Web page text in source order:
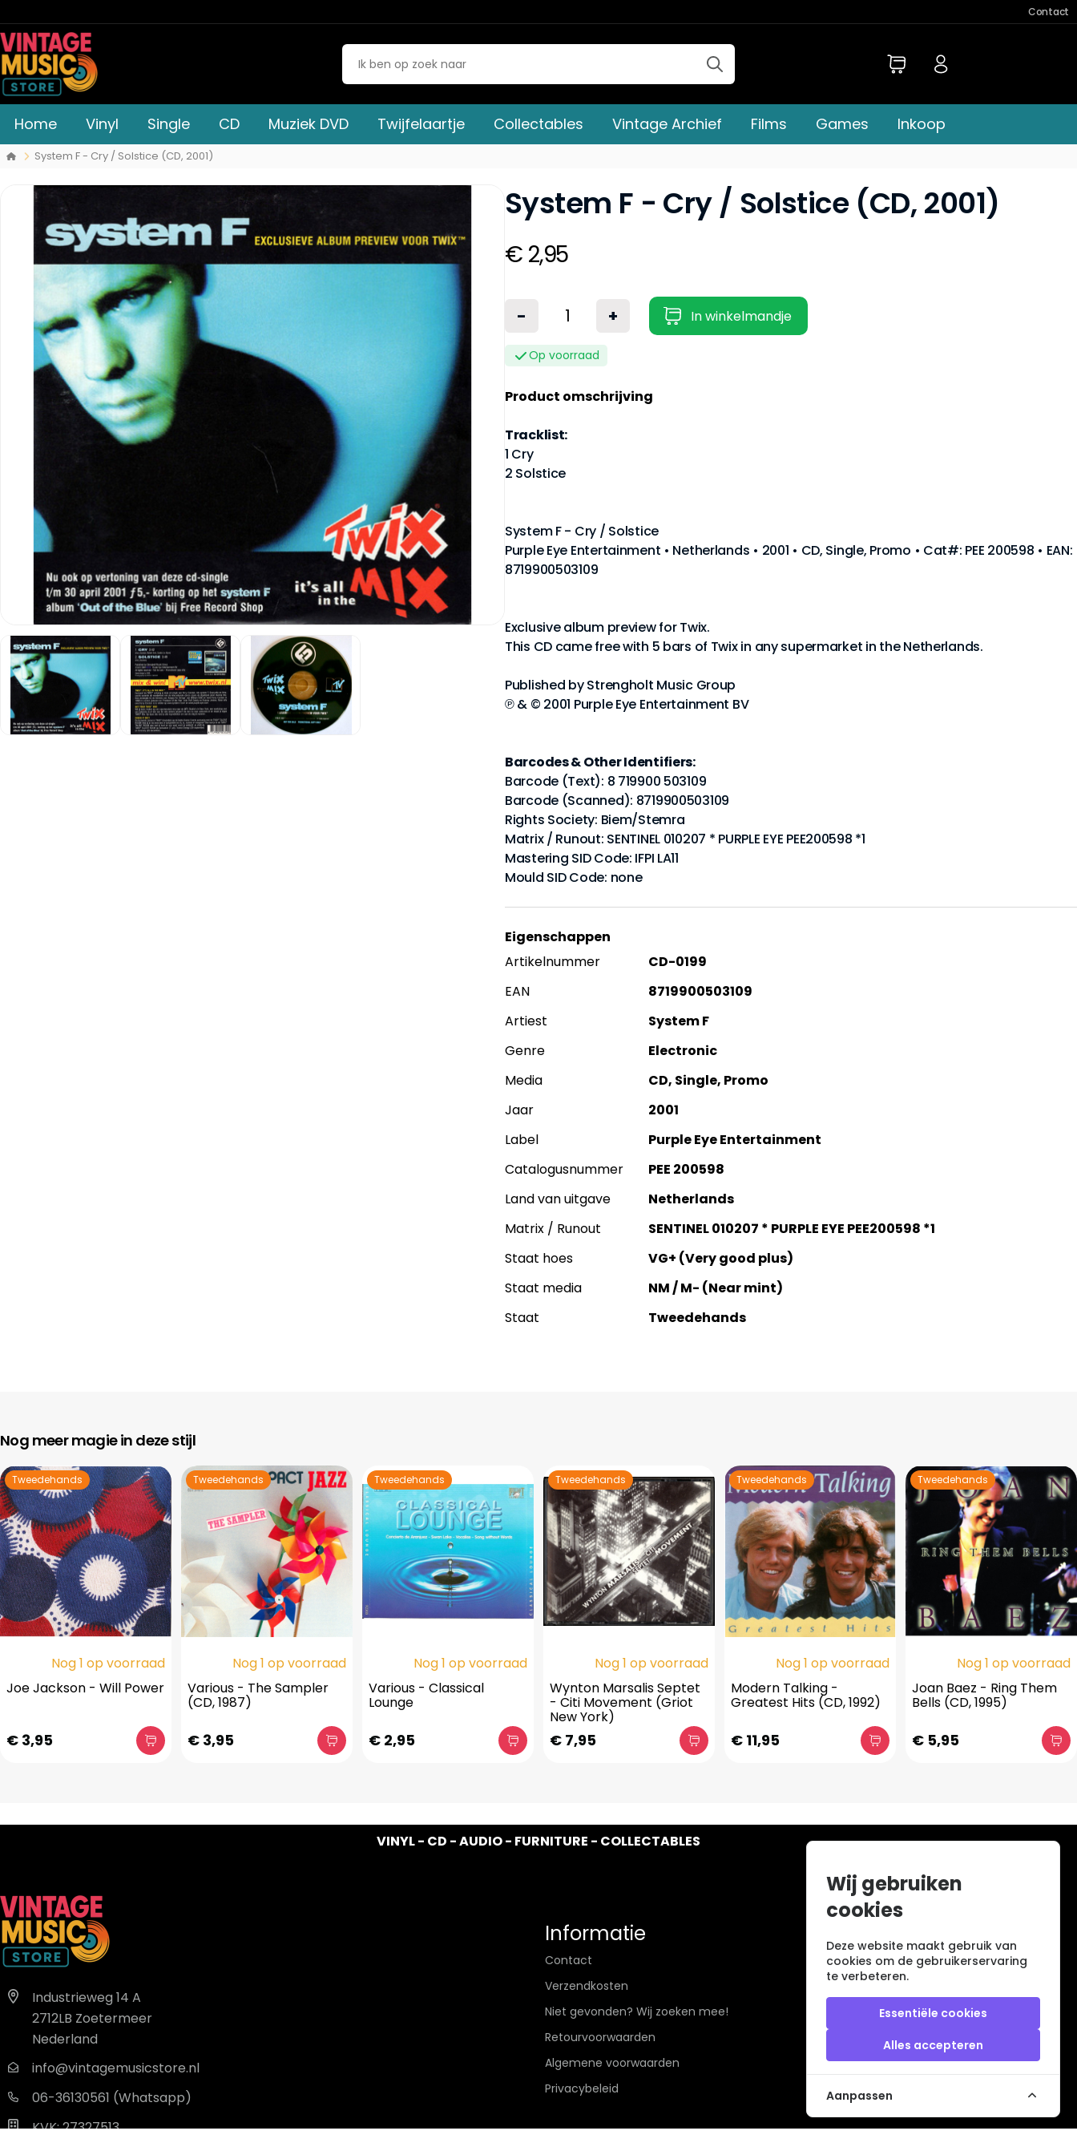
Contact
Home Vinyl Single CD Muziek DVD Twijfelaartje Collectables Vintage Archief Films Games Inkoop
System F - Cry / Solstice (CD, 2001)
System F - Cry / Solstice (CD, 2001)
€ 2,95
- + In winkelmandje
Op voorraad
Product omschrijving
Tracklist:
1 Cry
2 Solstice
System F - Cry / Solstice
Purple Eye Entertainment • Netherlands • 2001 • CD, Single, Promo • Cat#: PEE 200598 • EAN:
8719900503109
Exclusive album preview for Twix.
This CD came free with 5 bars of Twix in any supermarket in the Netherlands.
Published by Strengholt Music Group
℗ & © 2001 Purple Eye Entertainment BV
Barcodes & Other Identifiers:
Barcode (Text): 8 719900 503109
Barcode (Scanned): 8719900503109
Rights Society: Biem/Stemra
Matrix / Runout: SENTINEL 010207 * PURPLE EYE PEE200598 *1
Mastering SID Code: IFPI LA11
Mould SID Code: none
Eigenschappen
Artikelnummer
CD-0199
EAN
8719900503109
Artiest
System F
Genre
Electronic
Media
CD, Single, Promo
Jaar
2001
Label
Purple Eye Entertainment
Catalogusnummer
PEE 200598
Land van uitgave
Netherlands
Matrix / Runout
SENTINEL 010207 * PURPLE EYE PEE200598 *1
Staat hoes
VG+ (Very good plus)
Staat media
NM / M- (Near mint)
Staat
Tweedehands
Nog meer magie in deze stijl
Tweedehands
Nog 1 op voorraad
Joe Jackson - Will Power
€ 3,95
Tweedehands
Nog 1 op voorraad
Various - The Sampler
(CD, 1987)
€ 3,95
Tweedehands
Nog 1 op voorraad
Various - Classical
Lounge
€ 2,95
Tweedehands
Nog 1 op voorraad
Wynton Marsalis Septet
- Citi Movement (Griot
New York)
€ 7,95
Tweedehands
Nog 1 op voorraad
Modern Talking -
Greatest Hits (CD, 1992)
€ 11,95
Tweedehands
Nog 1 op voorraad
Joan Baez - Ring Them
Bells (CD, 1995)
€ 5,95
VINYL - CD - AUDIO - FURNITURE - COLLECTABLES
Industrieweg 14 A
2712LB Zoetermeer
Nederland
info@vintagemusicstore.nl
06-36130561 (Whatsapp)
KVK: 27327513
Informatie
Contact
Verzendkosten
Niet gevonden? Wij zoeken mee!
Retourvoorwaarden
Algemene voorwaarden
Privacybeleid
Wij gebruiken
cookies
Deze website maakt gebruik van
cookies om de gebruikerservaring
te verbeteren.
Essentiële cookies
Alles accepteren
Aanpassen